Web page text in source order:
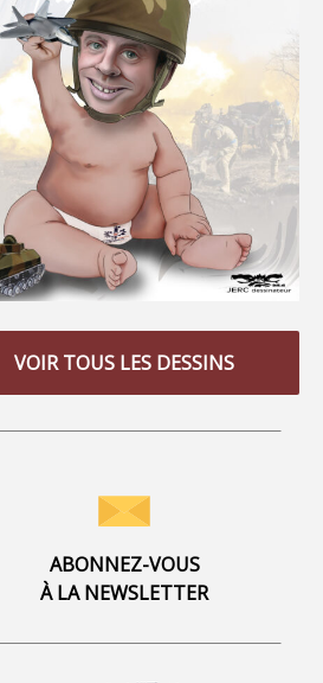
VOIR TOUS LES DESSINS
ABONNEZ-VOUS
À LA NEWSLETTER